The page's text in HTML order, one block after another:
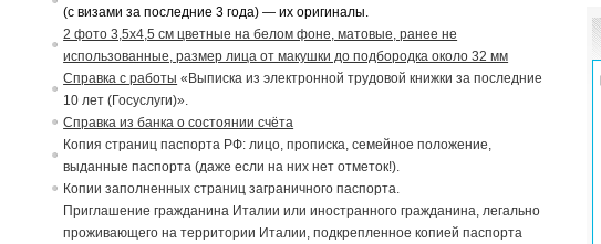
(свизами за последние 3 года) — их оригиналы.
2 фото 3,5х4,5 см цветные на белом фоне, матовые, ранее не
использованные, размер лица от макушки до подбородка около 32 мм
Справка с работы «Выписка из электронной трудовой книжки за последние
10 лет (Госуслуги)».
Справка из банка о состоянии счёта
Копия страниц паспорта РФ: лицо, прописка, семейное положение,
выданные паспорта (даже если на них нет отметок!).
Копии заполненных страниц заграничного паспорта.
Приглашение гражданина Италии или иностранного гражданина, легально
проживающегона территории Италии, подкрепленное копией паспорта